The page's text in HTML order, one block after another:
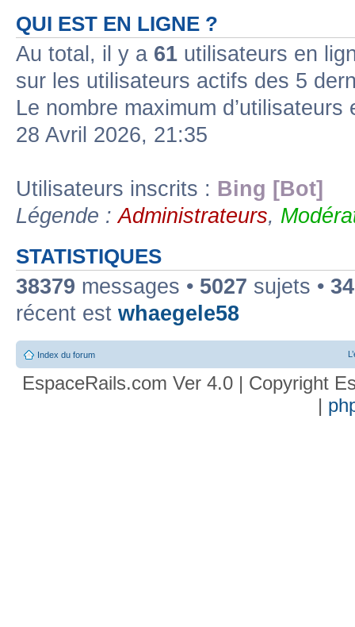
QUI EST EN LIGNE ?
Au total, il y a 61 utilisateurs en
sur les utilisateurs actifs des 5
Le nombre maximum
28 Avril 2026, 21:35
Utilisateurs inscrits : Bing [Bot]
Légende :Administrateurs,
STATISTIQUES
38379 messages • 5027 sujets •
récent est whaegele58
Index du forum
EspaceRails.com Ver 4.0 | Copyright
|